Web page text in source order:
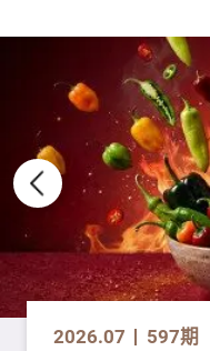
2026.07 597期